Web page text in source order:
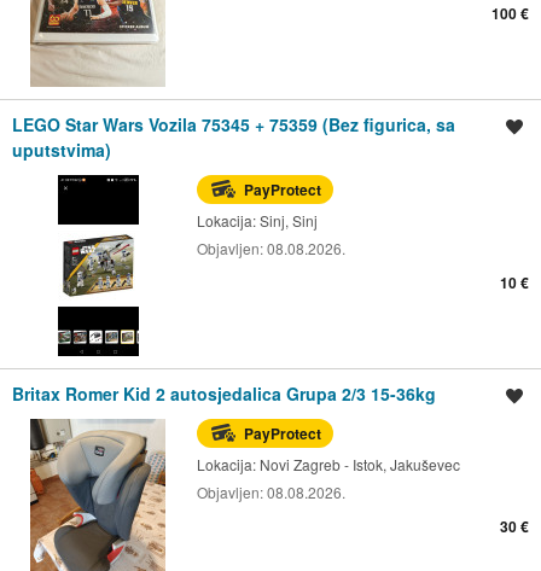
100 €
LEGO Star Wars Vozila 75345 + 75359 (Bez figurica, sa
uputstvima)
PayProtect
Lokacija:Sinj, Sinj
Objavljen:08.08.2026.
10 €
Britax Romer Kid 2 autosjedalica Grupa 2/3 15-36kg
PayProtect
Lokacija: Novi Zagreb - Istok, Jakuševec
Objavljen:08.08.2026.
30 €